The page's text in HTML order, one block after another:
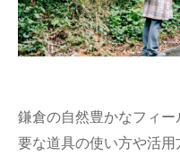
鎌倉の自然豊かなフィ
要な道具の使い方や活用